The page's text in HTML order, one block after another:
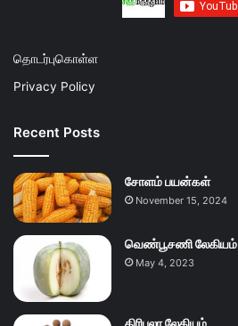
தொடர்புகொள்ள
Privacy Policy
Recent Posts
சோளம் பயன்கள்
November 15, 2024
வெண்பூசணி லேகியம்
May 4, 2023